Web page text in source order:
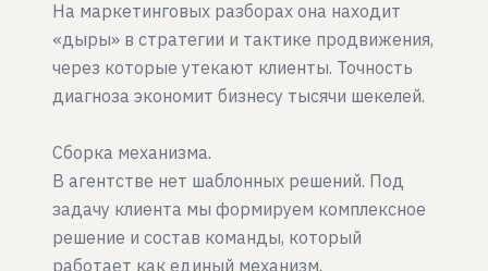
На маркетинговых разборах она находит
«дыры» в стратегии и тактике продвижения,
через которые утекают клиенты. Точность
диагноза экономит бизнесу тысячи шекелей.
Сборка механизма.
В агентстве нет шаблонных решений. Под
задачу клиента мы формируем комплексное
решение и состав команды, который
работает как единый механизм.